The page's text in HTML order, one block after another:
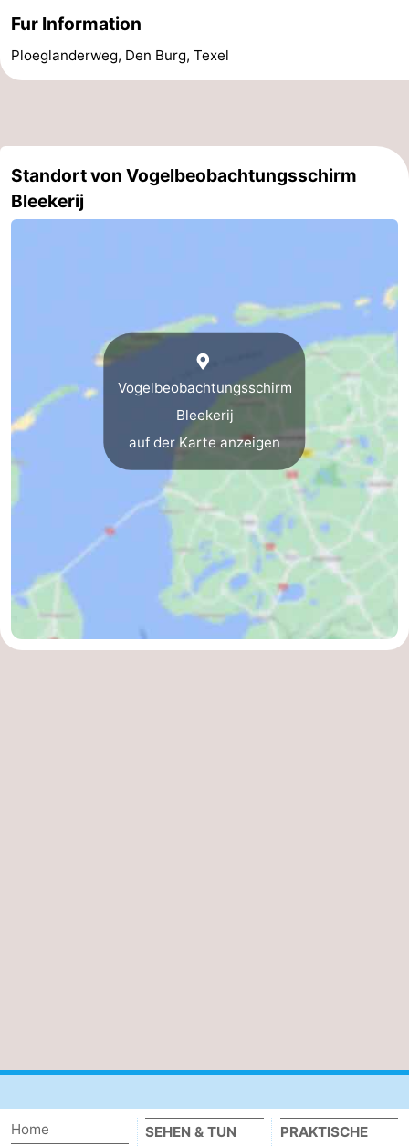
&
-
Museen
Kirchen
-
Mühlen
-
Spielplätze
Minigolfplätze
Natur
Schwimmbader
-
Radfahren
-
Fähre
-
Fur Information
Ploeglanderweg, Den Burg, Texel
Standort von Vogelbeobachtungsschirm
Bleekerij
Vogelbeobachtungsschirm
Bleekerij
auf der Karte anzeigen
Home
SEHEN & TUN
PRAKTISCHE